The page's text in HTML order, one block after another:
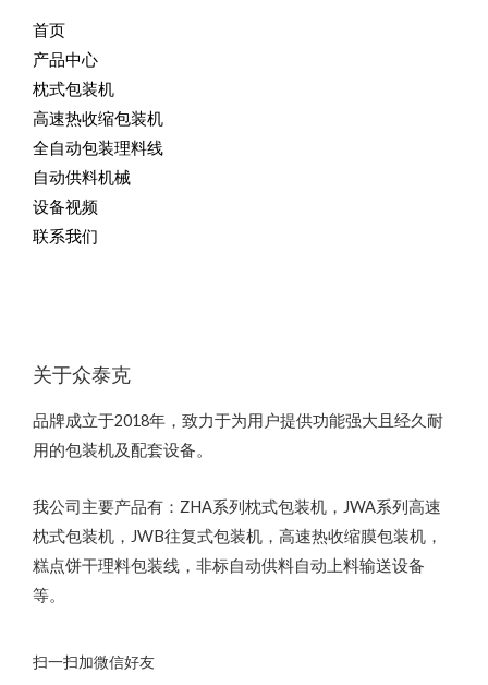
首页
产品中心
枕式包装机
高速热收缩包装机
全自动包装理料线
自动供料机械
设备视频
联系我们
关于众泰克
品牌成立于2018年，致力于为用户提供功能强大且经久耐
用的包装机及配套设备。
我公司主要产品有：ZHA系列枕式包装机，JWA系列高速
枕式包装机，JWB往复式包装机，高速热收缩膜包装机，
糕点饼干理料包装线，非标自动供料自动上料输送设备
等。
扫一扫加微信好友